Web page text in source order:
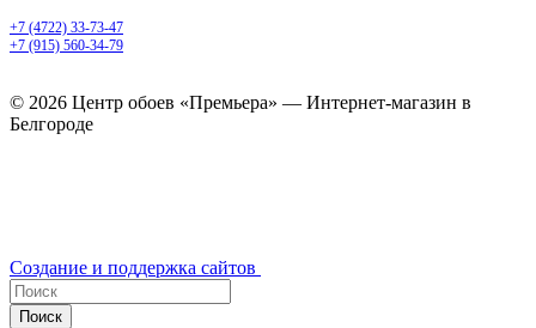
+7 (4722) 33-73-47
+7 (915) 560-34-79
© 2026 Центр обоев «Премьера» — Интернет-магазин в
Белгороде
Создание и поддержка сайтов
Поиск